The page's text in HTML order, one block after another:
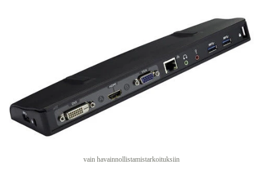
vain havainnollistamistarkoituksiin